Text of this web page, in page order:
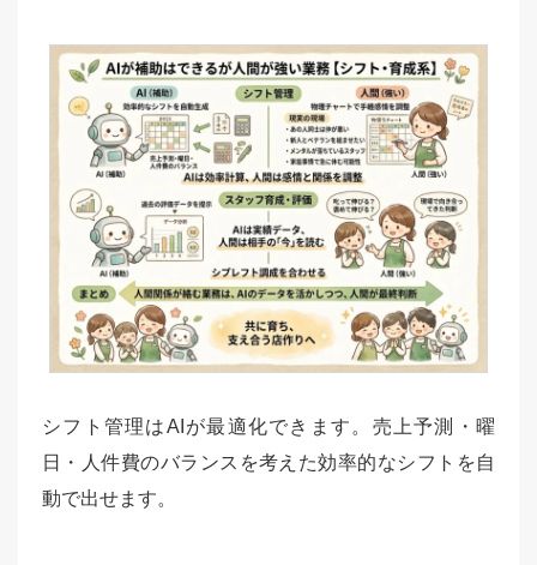
シフト管理はAIが最適化できます。売上予測・曜
日・人件費のバランスを考えた効率的なシフトを自
動で出せます。